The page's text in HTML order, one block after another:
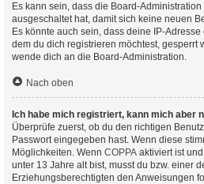
Es kann sein, dass die Board-
ausgeschaltet hat, damit sich keine neuen
Es könnte auch sein, dass deine IP-
dem du dich registrieren möchtest, gesperrt
wende dich an die Board-Administration.
Nach oben
Ich habe mich registriert, kann mich aber
Überprüfe zuerst, ob du den richtigen
Passwort eingegeben hast. Wenn diese
Möglichkeiten. Wenn COPPA aktiviert ist
unter 13 Jahre alt bist, musst du bzw. einer
Erziehungsberechtigten den Anweisungen